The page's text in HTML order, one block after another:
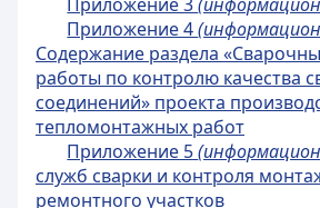
Приложение 4
Содержание раздела
работы по контролю качества
соединений» проекта
тепломонтажных работ
Приложение 5
служб сварки и контроля
ремонтного участков